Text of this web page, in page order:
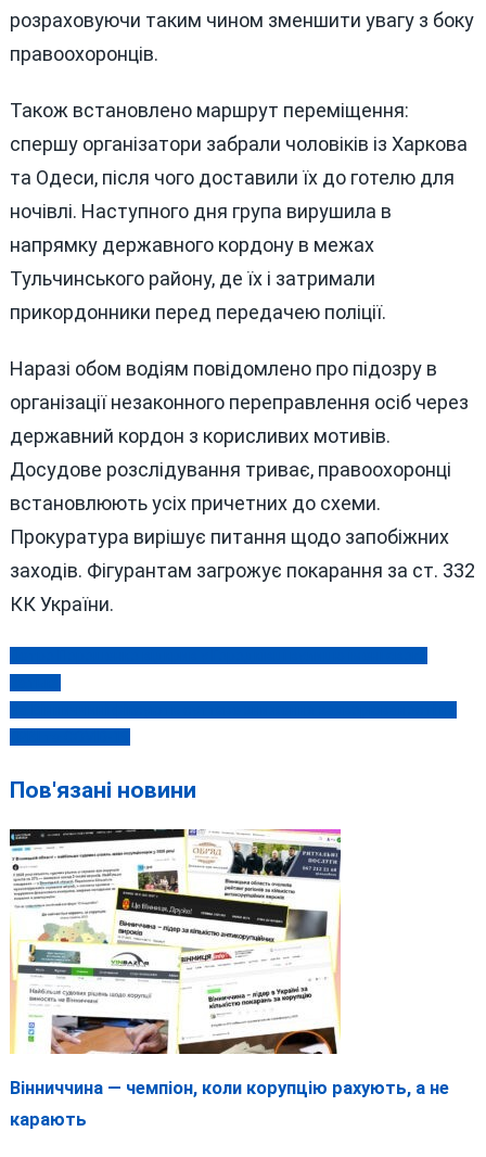
розраховуючи таким чином зменшити увагу з боку
правоохоронців.
Також встановлено маршрут переміщення:
спершу організатори забрали чоловіків із Харкова
та Одеси, після чого доставили їх до готелю для
ночівлі. Наступного дня група вирушила в
напрямку державного кордону в межах
Тульчинського району, де їх і затримали
прикордонники перед передачею поліції.
Наразі обом водіям повідомлено про підозру в
організації незаконного переправлення осіб через
державний кордон з корисливих мотивів.
Досудове розслідування триває, правоохоронці
встановлюють усіх причетних до схеми.
Прокуратура вирішує питання щодо запобіжних
заходів. Фігурантам загрожує покарання за ст. 332
КК України.
Навігація
записів
Пов'язані новини
Вінниччина — чемпіон, коли корупцію рахують, а не
карають